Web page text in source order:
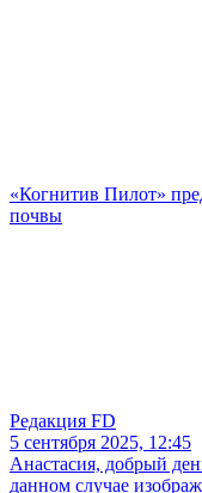
«Когнитив Пилот»
почвы
Редакция FD
5 сентября 2025, 12:45
Анастасия, добрый
данном случае